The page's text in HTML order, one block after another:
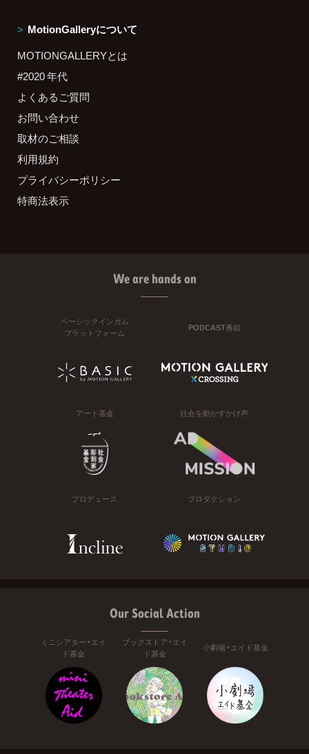
MotionGalleryについて
MOTIONGALLERYとは
#2020 年代
よくあるご質問
お問い合わせ
取材のご相談
利用規約
プライバシーポリシー
特商法表示
We are hands on
ベーシックインカム
プラットフォーム
PODCAST番組
アート基金 社会を動かすかけ声
プロデュース プロダクション
Our Social Action
ミニシアター・エイ
ド基金
ブックストア・エイ
ド基金
小劇場・エイド基金